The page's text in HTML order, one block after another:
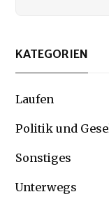
KATEGORIEN
Laufen
Politik und
Sonstiges
Unterwegs